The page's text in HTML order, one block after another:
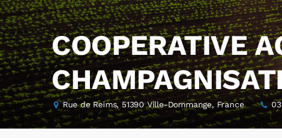
COOPERATIVE
Rue de Reims, 51390 Ville-Dommange, France